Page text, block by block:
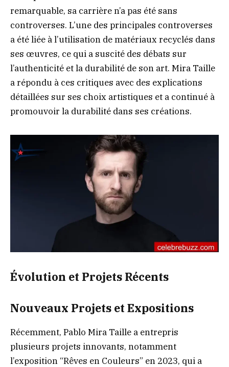
remarquable, sa carrière n’a pas été sans
controverses. L’une des principales controverses
a été liée à l’utilisation de matériaux recyclés dans
ses œuvres, ce qui a suscité des débats sur
l’authenticité et la durabilité de son art. Mira Taille
a répondu à ces critiques avec des explications
détaillées sur ses choix artistiques et a continué à
promouvoir la durabilité dans ses créations.
Évolution et Projets Récents
Nouveaux Projets et Expositions
Récemment, Pablo Mira Taille a entrepris
plusieurs projets innovants, notamment
l’exposition “Rêves en Couleurs” en 2023, qui a